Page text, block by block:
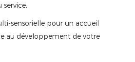
service,
sensorielle pour un accueil
au développement de votre